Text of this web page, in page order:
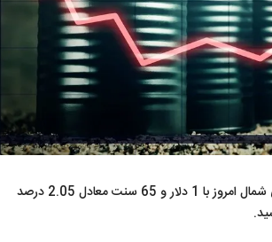
قیمت هر بشکه نفت برنت دریای شمال امروز با 1 دلار و 65 سنت معادل 2.05 درصد